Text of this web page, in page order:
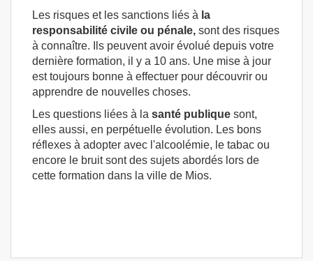
Les risques et les sanctions liés à la
responsabilité civile ou pénale, sont des risques
à connaître. Ils peuvent avoir évolué depuis votre
dernière formation, il y a 10 ans. Une mise à jour
est toujours bonne à effectuer pour découvrir ou
apprendre de nouvelles choses.
Les questions liées à la santé publique sont,
elles aussi, en perpétuelle évolution. Les bons
réflexes à adopter avec l'alcoolémie, le tabac ou
encore le bruit sont des sujets abordés lors de
cette formation dans la ville de Mios.